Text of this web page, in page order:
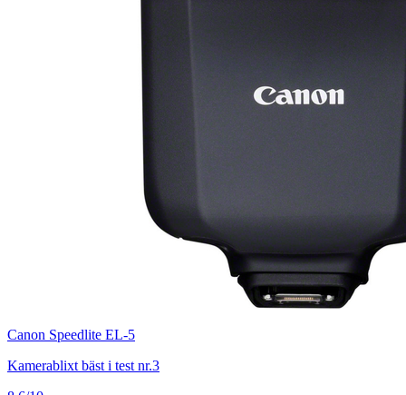
Canon Speedlite EL-5
Kamerablixt bäst i test nr.3